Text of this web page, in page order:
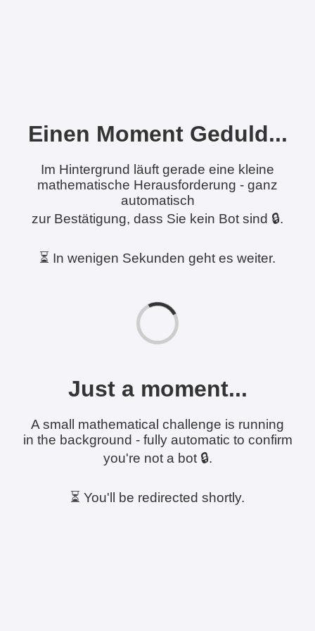
Einen Moment Geduld...
Im Hintergrund läuft gerade eine kleine
mathematische Herausforderung - ganz
automatisch
zur Bestätigung, dass Sie kein Bot sind 🔒.
⏳ In wenigen Sekunden geht es weiter.
Just a moment...
A small mathematical challenge is running
in the background - fully automatic to confirm
you're not a bot 🔒.
⏳ You'll be redirected shortly.